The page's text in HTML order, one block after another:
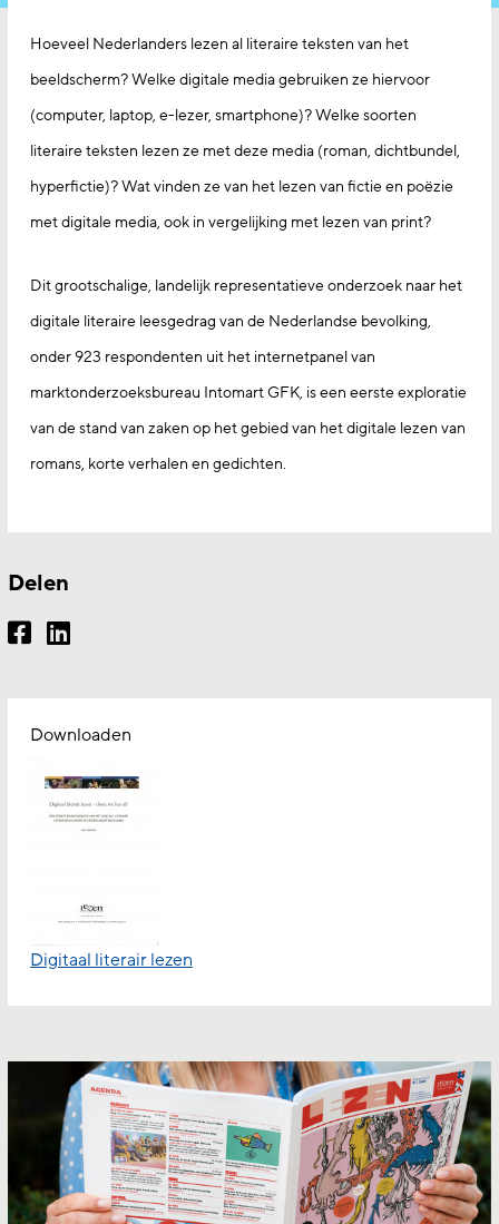
Downloaden
Digitaal literair lezen
Hoeveel Nederlanders lezen al literaire teksten van het
beeldscherm? Welke digitale media gebruiken ze hiervoor
(computer, laptop, e-lezer, smartphone)? Welke soorten
literaire teksten lezen ze met deze media (roman, dichtbundel,
hyperfictie)? Wat vinden ze van het lezen van fictie en poëzie
met digitale media, ook in vergelijking met lezen van print?
Dit grootschalige, landelijk representatieve onderzoek naar het
digitale literaire leesgedrag van de Nederlandse bevolking,
onder 923 respondenten uit het internetpanel van
marktonderzoeksbureau Intomart GFK, is een eerste exploratie
van de stand van zaken op het gebied van het digitale lezen van
romans, korte verhalen en gedichten.
Delen